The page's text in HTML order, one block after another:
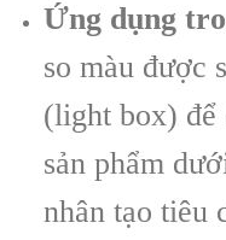
Ứng dụng
so màu được
(light box) để
sản phẩm
nhân tạo tiêu